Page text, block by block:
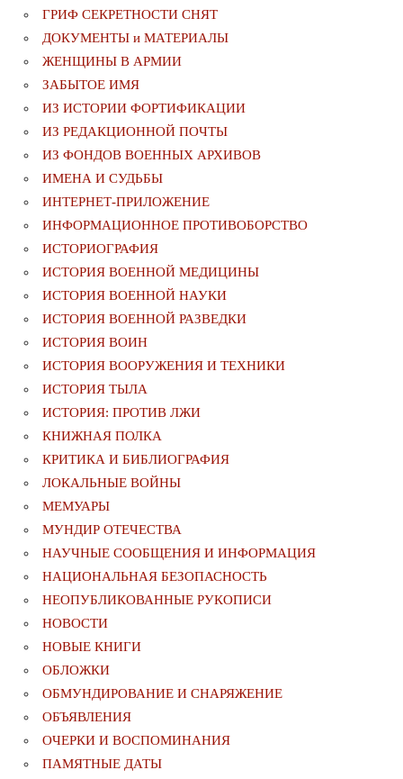
ГРИФ СЕКРЕТНОСТИ СНЯТ
ДОКУМЕНТЫ и МАТЕРИАЛЫ
ЖЕНЩИНЫ В АРМИИ
ЗАБЫТОЕ ИМЯ
ИЗ ИСТОРИИ ФОРТИФИКАЦИИ
ИЗ РЕДАКЦИОННОЙ ПОЧТЫ
ИЗ ФОНДОВ ВОЕННЫХ АРХИВОВ
ИМЕНА И СУДЬБЫ
ИНТЕРНЕТ-ПРИЛОЖЕНИЕ
ИНФОРМАЦИОННОЕ ПРОТИВОБОРСТВО
ИСТОРИОГРАФИЯ
ИСТОРИЯ ВОЕННОЙ МЕДИЦИНЫ
ИСТОРИЯ ВОЕННОЙ НАУКИ
ИСТОРИЯ ВОЕННОЙ РАЗВЕДКИ
ИСТОРИЯ ВОИН
ИСТОРИЯ ВООРУЖЕНИЯ И ТЕХНИКИ
ИСТОРИЯ ТЫЛА
ИСТОРИЯ: ПРОТИВ ЛЖИ
КНИЖНАЯ ПОЛКА
КРИТИКА И БИБЛИОГРАФИЯ
ЛОКАЛЬНЫЕ ВОЙНЫ
МЕМУАРЫ
МУНДИР ОТЕЧЕСТВА
НАУЧНЫЕ СООБЩЕНИЯ И ИНФОРМАЦИЯ
НАЦИОНАЛЬНАЯ БЕЗОПАСНОСТЬ
НЕОПУБЛИКОВАННЫЕ РУКОПИСИ
НОВОСТИ
НОВЫЕ КНИГИ
ОБЛОЖКИ
ОБМУНДИРОВАНИЕ И СНАРЯЖЕНИЕ
ОБЪЯВЛЕНИЯ
ОЧЕРКИ И ВОСПОМИНАНИЯ
ПАМЯТНЫЕ ДАТЫ